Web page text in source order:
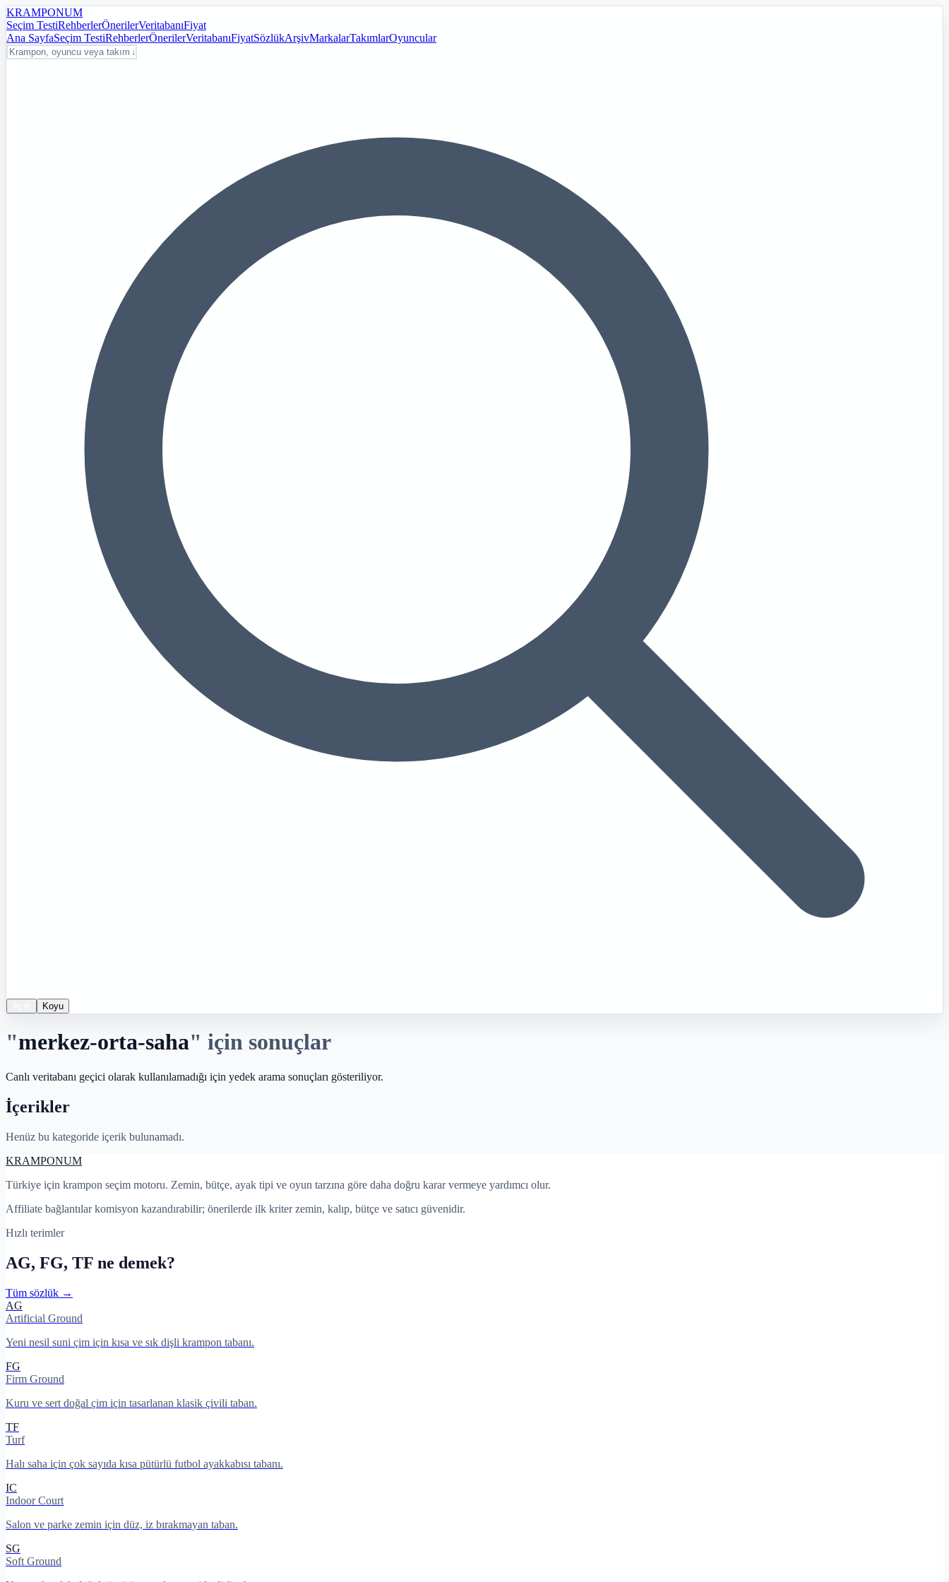
KRAMPONUM
Seçim TestiRehberlerÖnerilerVeritabanıFiyat
Ana SayfaSeçim TestiRehberlerÖnerilerVeritabanıFiyatSözlükArşivMarkalarTakımlarOyuncular
Koyu
"merkez-orta-saha" için sonuçlar
Canlı veritabanı geçici olarak kullanılamadığı için yedek arama sonuçları gösteriliyor.
İçerikler
Henüz bu kategoride içerik bulunamadı.
KRAMPONUM
Türkiye için krampon seçim motoru. Zemin, bütçe, ayak tipi ve oyun tarzına göre daha doğru karar vermeye yardımcı olur.
Affiliate bağlantılar komisyon kazandırabilir; önerilerde ilk kriter zemin, kalıp, bütçe ve satıcı güvenidir.
Hızlı terimler
AG, FG, TF ne demek?
Tüm sözlük →
AG
Artificial Ground
Yeni nesil suni çim için kısa ve sık dişli krampon tabanı.
FG
Firm Ground
Kuru ve sert doğal çim için tasarlanan klasik çivili taban.
TF
Turf
Halı saha için çok sayıda kısa pütürlü futbol ayakkabısı tabanı.
IC
Indoor Court
Salon ve parke zemin için düz, iz bırakmayan taban.
SG
Soft Ground